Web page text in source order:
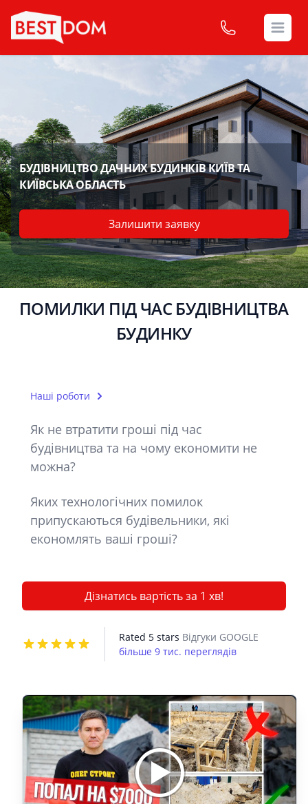
БУДІВНИЦТВО ДАЧНИХ БУДИНКІВ КИЇВ ТА
КИЇВСЬКА ОБЛАСТЬ
Залишити заявку
ПОМИЛКИ ПІД ЧАС БУДІВНИЦТВА
БУДИНКУ
Наші роботи
Як не втратити гроші під час
будівництва та на чому економити не
можна?
Яких технологічних помилок
припускаються будівельники, які
економлять ваші гроші?
Дізнатись вартість за 1 хв!
Rated 5 stars Відгуки GOOGLE
більше 9 тис. переглядів